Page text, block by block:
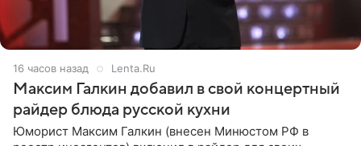
16 часов назад Lenta.Ru
Максим Галкин добавил в свой концертный
райдер блюда русской кухни
Юморист Максим Галкин (внесен Минюстом РФ в